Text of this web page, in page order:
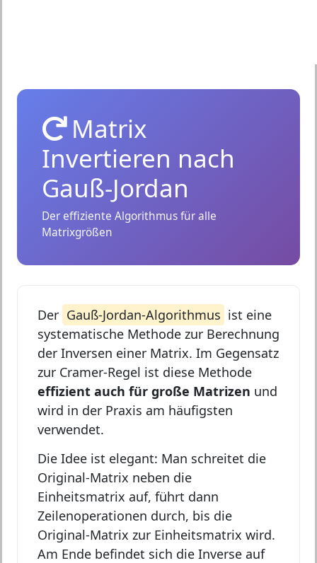
Matrix
Invertieren nach
Gauß-Jordan
Der effiziente Algorithmus für alle
Matrixgrößen
Der Gauß-Jordan-Algorithmus ist eine
systematische Methode zur Berechnung
der Inversen einer Matrix. Im Gegensatz
zur Cramer-Regel ist diese Methode
effizient auch für große Matrizen und
wird in der Praxis am häufigsten
verwendet.
Die Idee ist elegant: Man schreitet die
Original-Matrix neben die
Einheitsmatrix auf, führt dann
Zeilenoperationen durch, bis die
Original-Matrix zur Einheitsmatrix wird.
Am Ende befindet sich die Inverse auf